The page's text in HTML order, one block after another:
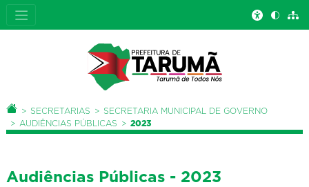
Você está aqui:
PÁGINA INICIAL
SECRETARIAS
SECRETARIA MUNICIPAL DE GOVERNO
AUDIÊNCIAS PÚBLICAS
2023
Audiências Públicas - 2023